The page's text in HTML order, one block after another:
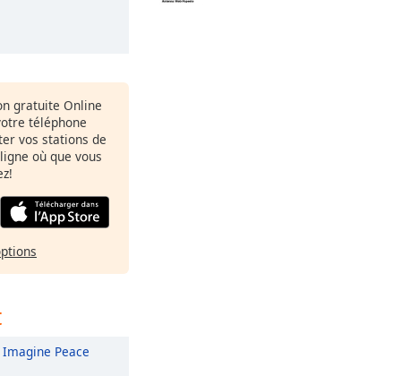
gratuite Online
téléphone
vos stations de
où que vous
Imagine Peace